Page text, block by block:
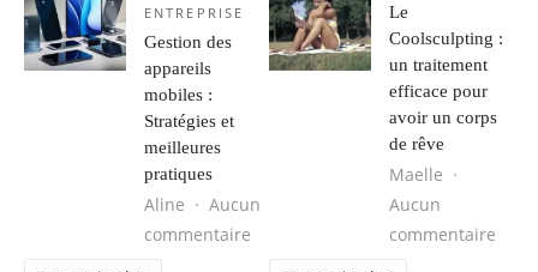
ENTREPRISE
Gestion des
appareils
mobiles :
Stratégies et
meilleures
pratiques
Aline
Aucun
commentaire sur Gestion des appareils
Le
Coolsculpting :
un traitement
efficace pour
avoir un corps
de rêve
Maelle
Aucun
commentaire